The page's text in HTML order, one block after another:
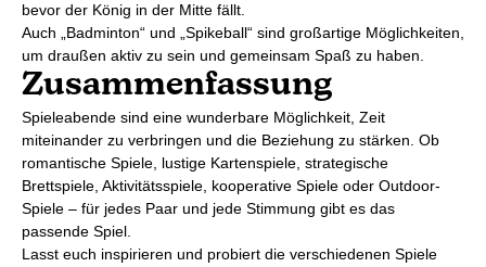
bevor der König in der Mitte fällt.
Auch „Badminton“ und „Spikeball“ sind großartige Möglichkeiten,
um draußen aktiv zu sein und gemeinsam Spaß zu haben.
Zusammenfassung
Spieleabende sind eine wunderbare Möglichkeit, Zeit
miteinander zu verbringen und die Beziehung zu stärken. Ob
romantische Spiele, lustige Kartenspiele, strategische
Brettspiele, Aktivitätsspiele, kooperative Spiele oder Outdoor-
Spiele – für jedes Paar und jede Stimmung gibt es das
passende Spiel.
Lasst euch inspirieren und probiert die verschiedenen Spiele